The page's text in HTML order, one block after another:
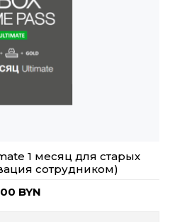
1 месяц для старых
сотрудником)
BYN